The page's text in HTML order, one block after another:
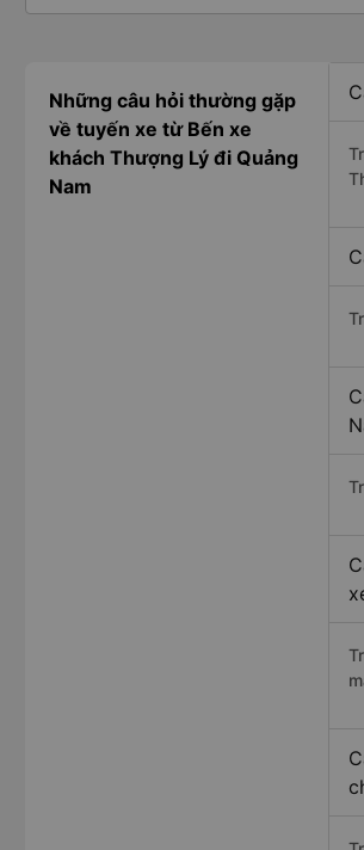
Những câu hỏi thường gặp
về tuyến xe từ Bến xe
khách Thượng Lý đi Quảng
Nam